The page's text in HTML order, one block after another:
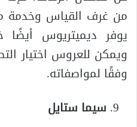
من غرف القياس وخدمة
يوفر ديميتريوس أيضًا
ويمكن للعروس اختيار
وفقًا لمواصفاته.
سيما ستايل